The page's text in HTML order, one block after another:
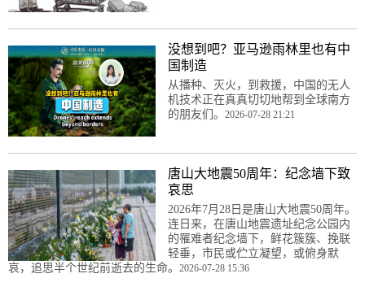
没想到吧？亚马逊雨林里也有中
国制造
从播种、灭火，到救援，中国的无人
机技术正在真真切切地帮到全球南方
的朋友们。 2026-07-28 21:21
唐山大地震50周年：纪念墙下致
哀思
2026年7月28日是唐山大地震50周年。
连日来，在唐山地震遗址纪念公园内
的罹难者纪念墙下，鲜花簇簇、挽联
轻垂，市民或伫立凝望，或俯身默
哀，追思半个世纪前逝去的生命。 2026-07-28 15:36